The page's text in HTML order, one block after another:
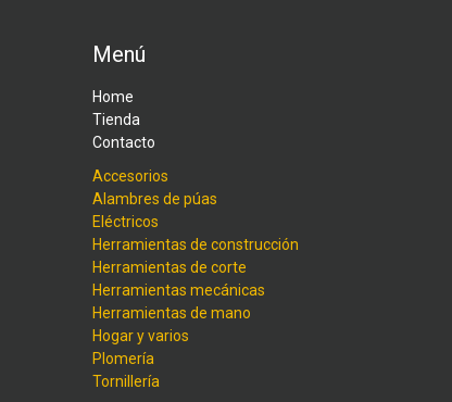
Menú
Home
Tienda
Contacto
Accesorios
Alambres de púas
Eléctricos
Herramientas de construcción
Herramientas de corte
Herramientas mecánicas
Herramientas de mano
Hogar y varios
Plomería
Tornillería